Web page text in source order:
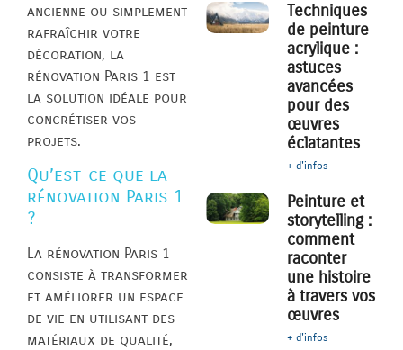
ancienne ou simplement
rafraîchir votre
décoration, la
rénovation Paris 1 est
la solution idéale pour
concrétiser vos
projets.
Qu’est-ce que la
rénovation Paris 1
?
La rénovation Paris 1
consiste à transformer
et améliorer un espace
de vie en utilisant des
matériaux de qualité,
Techniques
de peinture
acrylique :
astuces
avancées
pour des
œuvres
éclatantes
+ d'infos
Peinture et
storytelling :
comment
raconter
une histoire
à travers vos
œuvres
+ d'infos